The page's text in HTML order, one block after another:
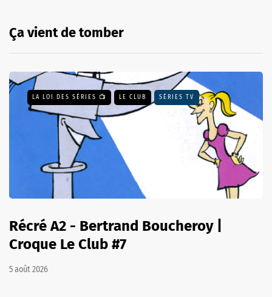
Ça vient de tomber
LA LOI DES SÉRIES 📺 LE CLUB SÉRIES TV
Récré A2 - Bertrand Boucheroy |
Croque Le Club #7
5 août 2026